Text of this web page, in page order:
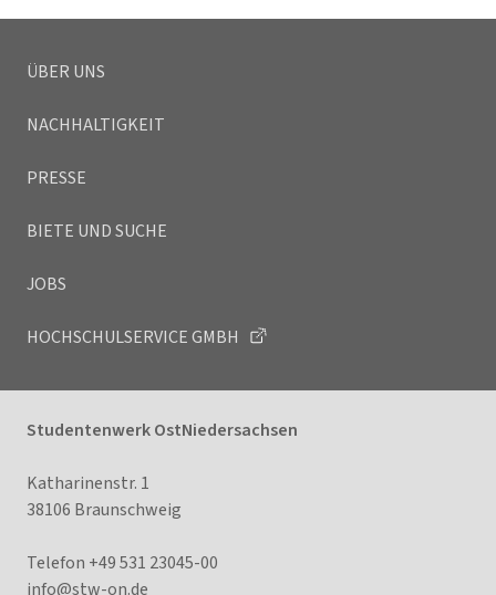
ÜBER UNS
NACHHALTIGKEIT
PRESSE
BIETE UND SUCHE
JOBS
HOCHSCHULSERVICE GMBH
Studentenwerk OstNiedersachsen
Katharinenstr. 1
38106 Braunschweig
Telefon +49 531 23045-00
info@stw-on.de